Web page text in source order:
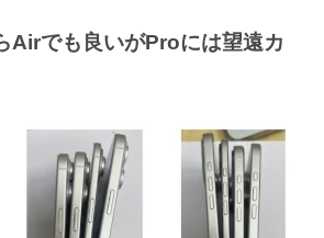
Airでも良いがProには望遠カ